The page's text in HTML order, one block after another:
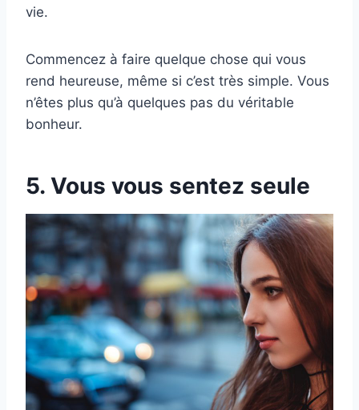
vie.
Commencez à faire quelque chose qui vous
rend heureuse, même si c’est très simple. Vous
n’êtes plus qu’à quelques pas du véritable
bonheur.
5. Vous vous sentez seule